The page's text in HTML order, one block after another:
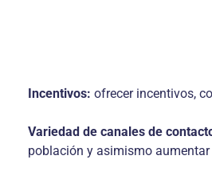
Incentivos: ofrecer incentivos,
Variedad de canales de
población y asimismo